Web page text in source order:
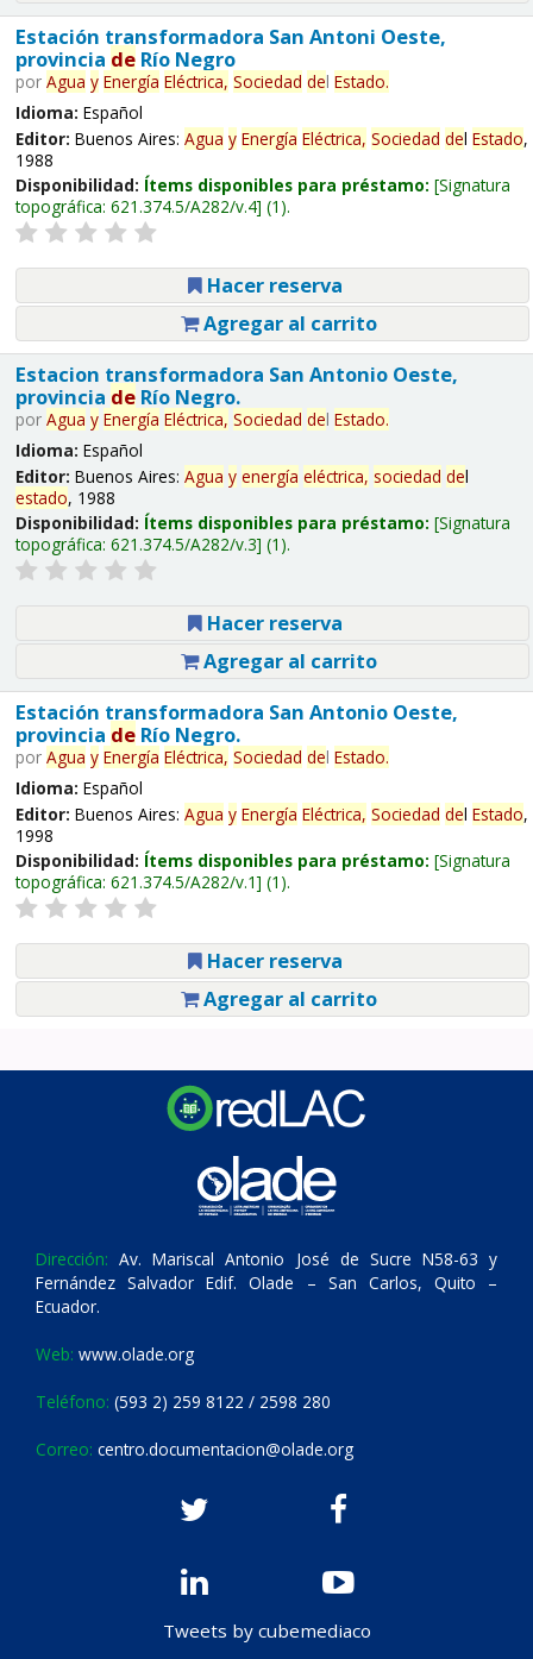
Estación transformadora San Antoni Oeste,
provincia deRío Negro
por Agua y Energía Eléctrica, Sociedad del Estado.
Idioma: Español
Editor: Buenos Aires: Agua y Energía Eléctrica, Sociedad del Estado,
1988
Disponibilidad: Ítems disponibles para préstamo: Signatura
topográfica: 621.374.5/A282/v.4 (1).
Hacer reserva
Agregar al carrito
Estacion transformadora San Antonio Oeste,
provincia deRío Negro.
por Agua y Energía Eléctrica, Sociedad del Estado.
Idioma: Español
Editor: Buenos Aires: Agua y energía eléctrica, sociedad del
estado, 1988
Disponibilidad: Ítems disponibles para préstamo: Signatura
topográfica: 621.374.5/A282/v.3 (1).
Hacer reserva
Agregar al carrito
Estación transformadora San Antonio Oeste,
provincia deRío Negro.
por Agua y Energía Eléctrica, Sociedad del Estado.
Idioma: Español
Editor: Buenos Aires: Agua y Energía Eléctrica, Sociedad del Estado,
1998
Disponibilidad: Ítems disponibles para préstamo: Signatura
topográfica: 621.374.5/A282/v.1 (1).
Hacer reserva
Agregar al carrito
Dirección: Av. Mariscal Antonio José de Sucre N58-63 y
Fernández Salvador Edif. Olade – San Carlos, Quito –
Ecuador.
Web: www.olade.org
Teléfono: (593 2) 259 8122 / 2598 280
Correo: centro.documentacion@olade.org
Tweets by cubemediaco